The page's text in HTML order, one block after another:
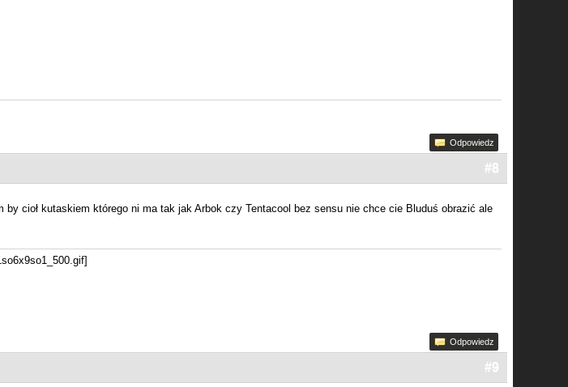
Odpowiedz
#8
by cioł kutaskiem którego ni ma tak jak Arbok czy Tentacool bez sensu nie chce cie Bluduś obrazić ale
Odpowiedz
#9